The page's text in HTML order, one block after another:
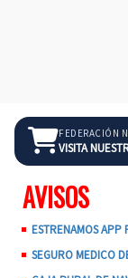
FEDERACIÓN
VISITA
AVISOS
ESTRENAMOS APP
SEGURO MEDICO